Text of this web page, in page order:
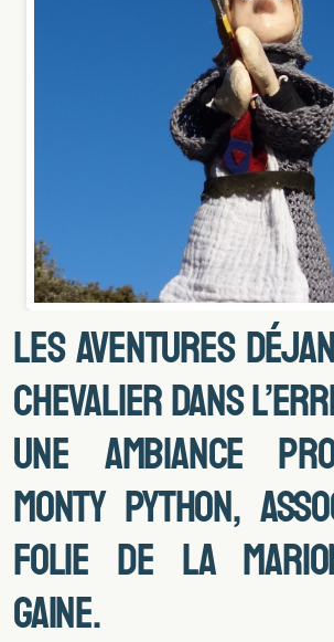
Les aventures
chevalier dans
une ambiance
Monty Python,
folie de la
gaine.